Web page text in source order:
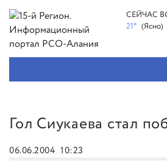
СЕЙЧАС
21° (Ясно)
Гол Сиукаева стал
06.06.2004 10:23